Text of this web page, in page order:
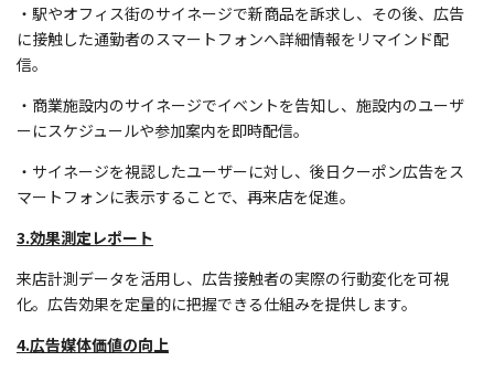
・駅やオフィス街のサイネージで新商品を訴求し、その後、広告
に接触した通勤者のスマートフォンへ詳細情報をリマインド配
信。
・商業施設内のサイネージでイベントを告知し、施設内のユーザ
ーにスケジュールや参加案内を即時配信。
・サイネージを視認したユーザーに対し、後日クーポン広告をス
マートフォンに表示することで、再来店を促進。
3.効果測定レポート
来店計測データを活用し、広告接触者の実際の行動変化を可視
化。広告効果を定量的に把握できる仕組みを提供します。
4.広告媒体価値の向上